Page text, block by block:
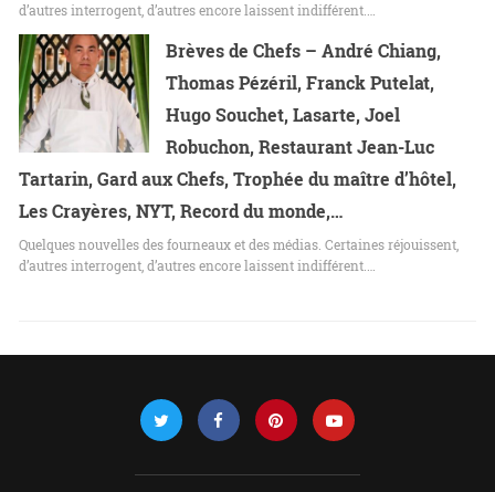
d’autres interrogent, d’autres encore laissent indifférent.…
Brèves de Chefs – André Chiang,
Thomas Pézéril, Franck Putelat,
Hugo Souchet, Lasarte, Joel
Robuchon, Restaurant Jean-Luc
Tartarin, Gard aux Chefs, Trophée du maître d’hôtel,
Les Crayères, NYT, Record du monde,…
Quelques nouvelles des fourneaux et des médias. Certaines réjouissent,
d’autres interrogent, d’autres encore laissent indifférent.…